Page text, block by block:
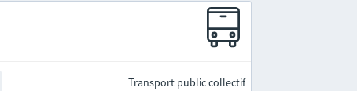
Transport public collectif